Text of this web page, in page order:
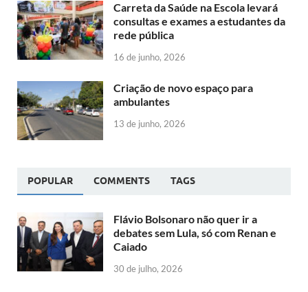
Carreta da Saúde na Escola levará
consultas e exames a estudantes da
rede pública
16 de junho, 2026
Criação de novo espaço para
ambulantes
13 de junho, 2026
POPULAR COMMENTS TAGS
Flávio Bolsonaro não quer ir a
debates sem Lula, só com Renan e
Caiado
30 de julho, 2026